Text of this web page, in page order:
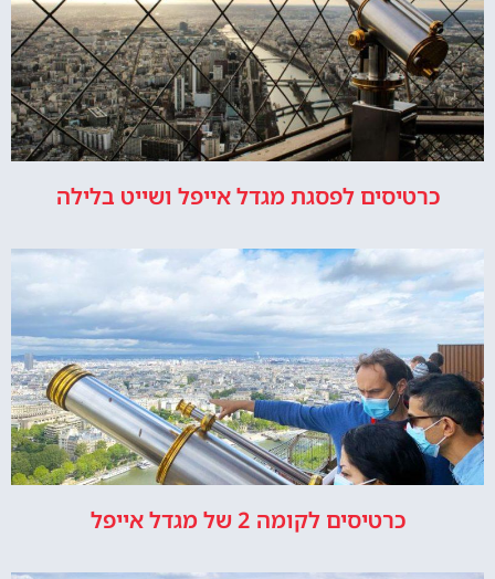
כרטיסים לפסגת מגדל אייפל ושייט בלילה
כרטיסים לקומה 2 של מגדל אייפל